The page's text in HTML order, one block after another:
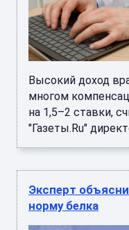
Высокий доход
многом
на 1,5–2 ставки,
"Газеты.Ru"
Эксперт
норму белка